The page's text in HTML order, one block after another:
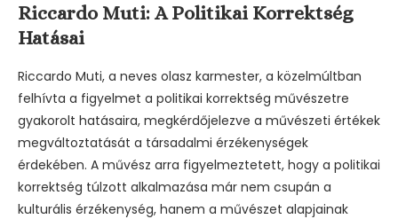
Riccardo Muti: A Politikai Korrektség
Hatásai
Riccardo Muti, a neves olasz karmester, a közelmúltban
felhívta a figyelmet a politikai korrektség művészetre
gyakorolt hatásaira, megkérdőjelezve a művészeti értékek
megváltoztatását a társadalmi érzékenységek
érdekében. A művész arra figyelmeztetett, hogy a politikai
korrektség túlzott alkalmazása már nem csupán a
kulturális érzékenység, hanem a művészet alapjainak